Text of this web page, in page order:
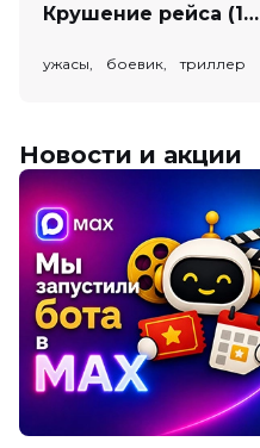
Крушение рейса (18+)
ужасы, боевик, триллер
Новости и акции